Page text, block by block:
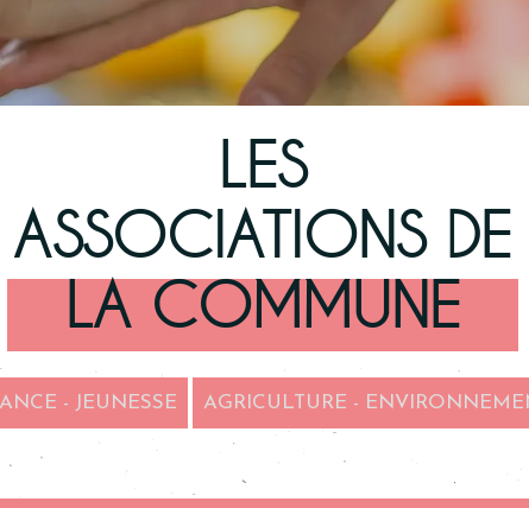
LES
ASSOCIATIONS DE
LA COMMUNE
- JEUNESSE AGRICULTURE -